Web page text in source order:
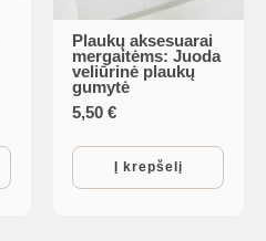
Plaukų aksesuarai
mergaitėms: Juoda
veliūrinė plaukų
gumytė
5,50€
Į krepšelį